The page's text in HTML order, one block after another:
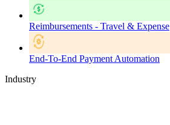
Reimbursements - Travel & Expense
End-To-End Payment Automation
Industry